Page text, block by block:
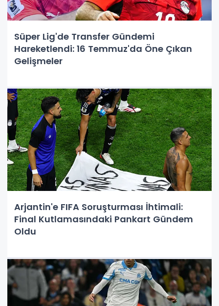
Süper Lig'de Transfer Gündemi
Hareketlendi: 16 Temmuz'da Öne Çıkan
Gelişmeler
Arjantin'e FIFA Soruşturması İhtimali:
Final Kutlamasındaki Pankart Gündem
Oldu